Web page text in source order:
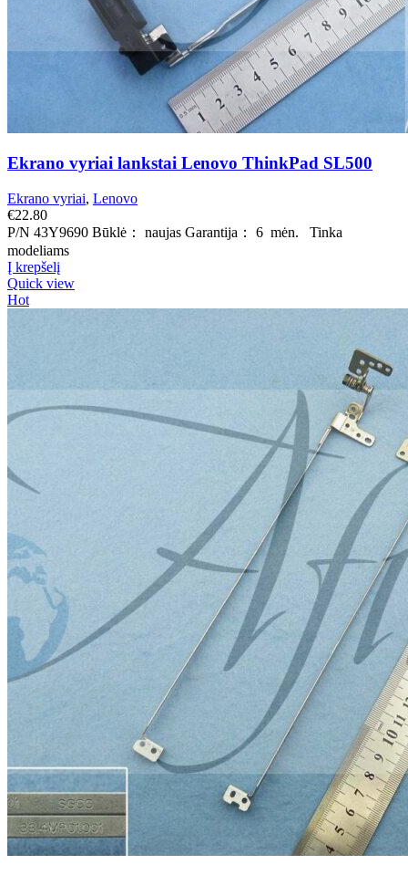
Ekrano vyriai lankstai Lenovo ThinkPad SL500
Ekrano vyriai, Lenovo
€22.80
P/N 43Y9690 Būklė： naujas Garantija： 6 mėn. Tinka
modeliams
Į krepšelį
Quick view
Hot